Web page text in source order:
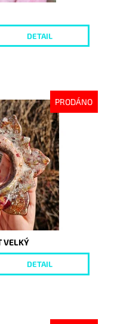
DETAIL
PRODÁNO
VELKÝ
DETAIL